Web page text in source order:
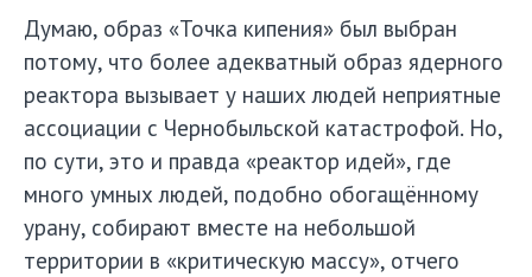
Думаю, образ «Точка кипения» был выбран
потому, что более адекватный образ ядерного
реактора вызывает у наших людей неприятные
ассоциации с Чернобыльской катастрофой. Но,
по сути, это и правда «реактор идей», где
много умных людей, подобно обогащённому
урану, собирают вместе на небольшой
территории в «критическую массу», отчего